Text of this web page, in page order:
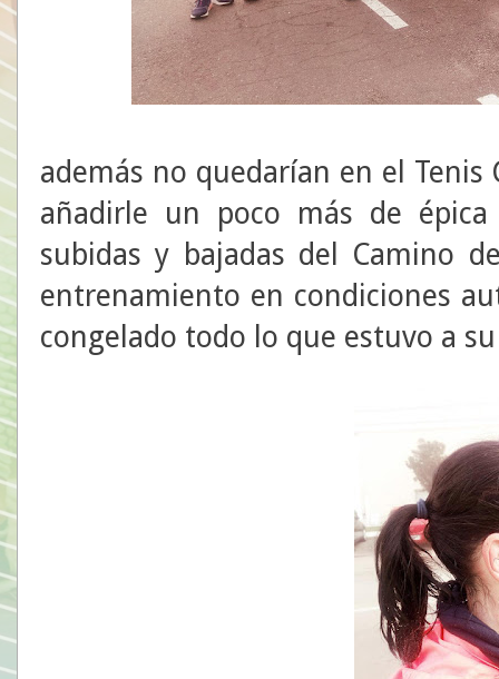
además no quedarían en el
añadirle un poco más de
subidas y bajadas del Camino
entrenamiento en condiciones
congelado todo lo que estuvo a